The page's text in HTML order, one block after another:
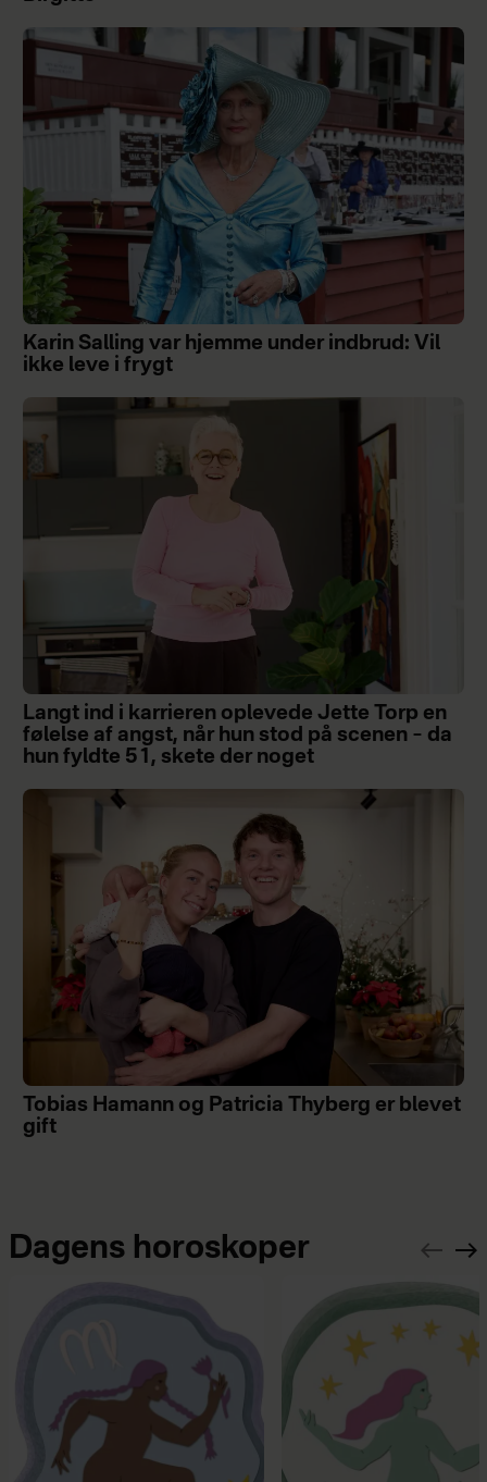
Karin Salling var hjemme under indbrud: Vil
ikke leve i frygt
Langt ind i karrieren oplevede Jette Torp en
følelse af angst, når hun stod på scenen – da
hun fyldte 51, skete der noget
Tobias Hamann og Patricia Thyberg er blevet
gift
Dagens horoskoper